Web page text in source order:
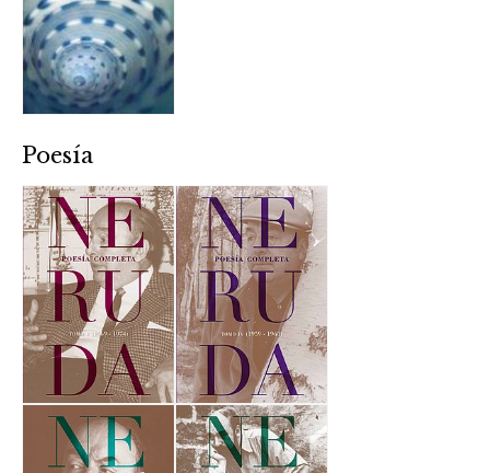
Poesía